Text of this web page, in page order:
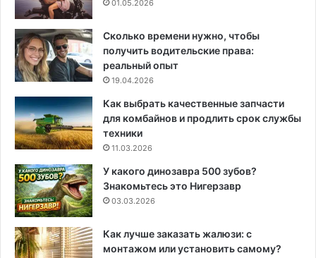
01.05.2026
Сколько времени нужно, чтобы
получить водительские права:
реальный опыт
19.04.2026
Как выбрать качественные запчасти
для комбайнов и продлить срок службы
техники
11.03.2026
У какого динозавра 500 зубов?
Знакомьтесь это Нигерзавр
03.03.2026
Как лучше заказать жалюзи: с
монтажом или установить самому?